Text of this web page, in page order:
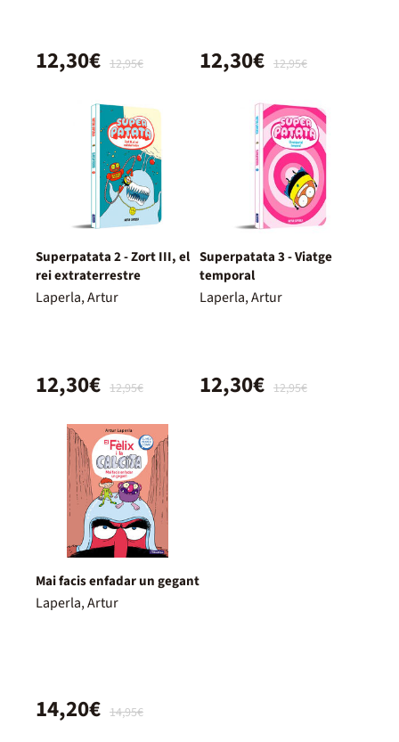
12,95€
12,30€ 12,95€
12,30€
Superpatata 2 - Zort III, el
rei extraterrestre
Laperla, Artur
12,95€
12,30€
Superpatata 3 - Viatge
temporal
Laperla, Artur
12,95€
12,30€
Mai facis enfadar un gegant
Laperla, Artur
14,95€
14,20€